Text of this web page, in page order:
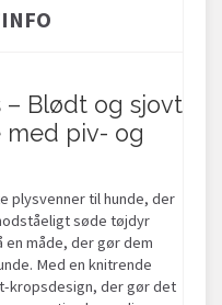
– Blødt og sjovt
piv- og
plysvenner til hunde, der
søde tøjdyr
måde, der gør dem
Med en knitrende
kropsdesign, der gør det